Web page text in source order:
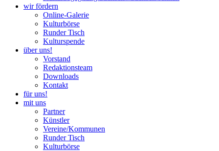
wir fördern
Online-Galerie
Kulturbörse
Runder Tisch
Kulturspende
über uns!
Vorstand
Redaktionsteam
Downloads
Kontakt
für uns!
mit uns
Partner
Künstler
Vereine/Kommunen
Runder Tisch
Kulturbörse